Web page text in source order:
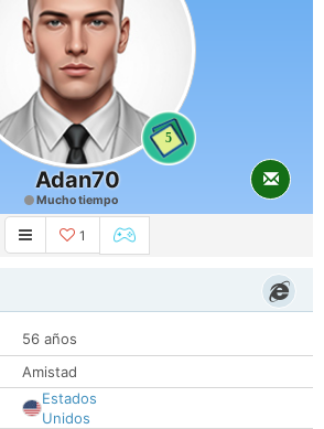
5
Adan70
Mucho tiempo
1
56 años
Amistad
Estados
Unidos